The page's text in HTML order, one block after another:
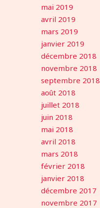
mai 2019
avril 2019
mars 2019
janvier 2019
décembre 2018
novembre 2018
septembre 2018
août 2018
juillet 2018
juin 2018
mai 2018
avril 2018
mars 2018
février 2018
janvier 2018
décembre 2017
novembre 2017